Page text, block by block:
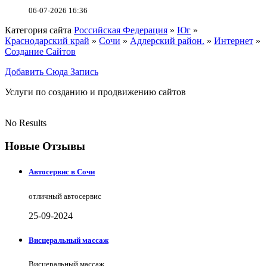
06-07-2026 16:36
Категория сайта Российская Федерация » Юг »
Краснодарский край » Сочи » Адлерский район. » Интернет »
Создание Сайтов
Добавить Сюда Запись
Услуги по созданию и продвижению сайтов
No Results
Новые Отзывы
Автосервис в Сочи
отличный автосервис
25-09-2024
Висцеральный массаж
Висцеральный массаж